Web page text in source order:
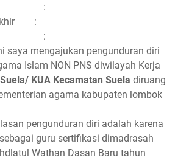
:
:
:
saya mengajukan pengunduran diri
Islam NON PNS diwilayah Kerja
KUA Kecamatan Suela diruang
agama kabupaten lombok
pengunduran diri adalah karena
guru sertifikasi dimadrasah
Wathan Dasan Baru tahun